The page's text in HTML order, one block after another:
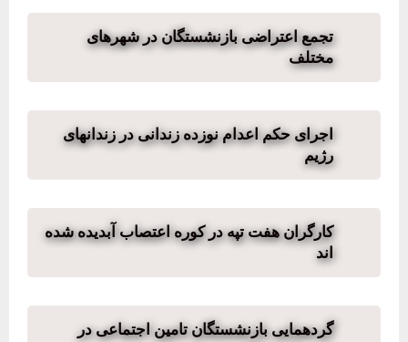
تجمع اعتراضی بازنشستگان در شهرهای
مختلف
اجرای حکم اعدام نوزده زندانی در زندانهای
رژیم
کارگران هفت تپه در کوره اعتصاب آبدیده شده
اند
گردهمایی بازنشستگان تامین اجتماعی در